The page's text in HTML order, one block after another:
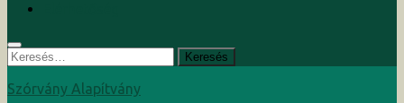
Keresés:
Szórvány Alapítvány